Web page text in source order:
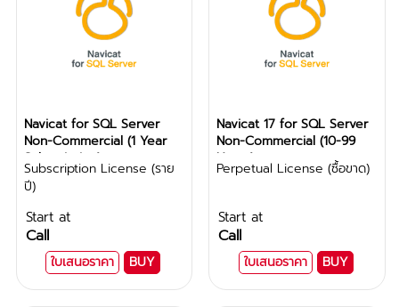
Navicat for SQL Server
Non-Commercial (1 Year
Subscription)
Subscription License (ราย
ปี)
Start at
Call
ใบเสนอราคา BUY
Navicat 17 for SQL Server
Non-Commercial (10-99
Users)
Perpetual License (ซื้อขาด)
Start at
Call
ใบเสนอราคา BUY